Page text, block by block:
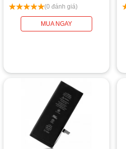
(0 đánh giá)
MUA NGAY